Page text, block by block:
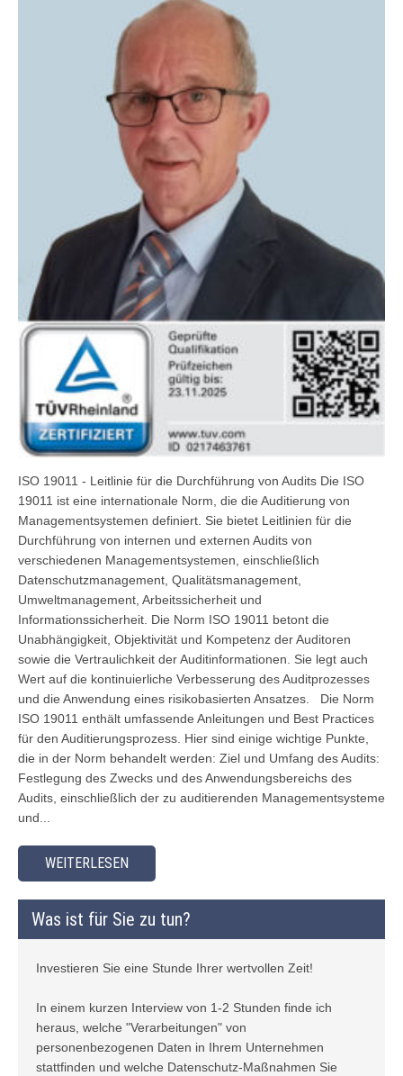
ISO 19011 - Leitlinie für die Durchführung von Audits Die ISO
19011 ist eine internationale Norm, die die Auditierung von
Managementsystemen definiert. Sie bietet Leitlinien für die
Durchführung von internen und externen Audits von
verschiedenen Managementsystemen, einschließlich
Datenschutzmanagement, Qualitätsmanagement,
Umweltmanagement, Arbeitssicherheit und
Informationssicherheit. Die Norm ISO 19011 betont die
Unabhängigkeit, Objektivität und Kompetenz der Auditoren
sowie die Vertraulichkeit der Auditinformationen. Sie legt auch
Wert auf die kontinuierliche Verbesserung des Auditprozesses
und die Anwendung eines risikobasierten Ansatzes. Die Norm
ISO 19011 enthält umfassende Anleitungen und Best Practices
für den Auditierungsprozess. Hier sind einige wichtige Punkte,
die in der Norm behandelt werden: Ziel und Umfang des Audits:
Festlegung des Zwecks und des Anwendungsbereichs des
Audits, einschließlich der zu auditierenden Managementsysteme
und...
WEITERLESEN
Was ist für Sie zu tun?
Investieren Sie eine Stunde Ihrer wertvollen Zeit!
In einem kurzen Interview von 1-2 Stunden finde ich
heraus, welche "Verarbeitungen" von
personenbezogenen Daten in Ihrem Unternehmen
stattfinden und welche Datenschutz-Maßnahmen Sie